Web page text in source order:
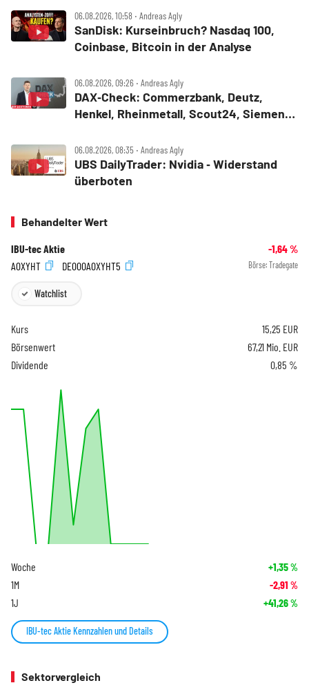
06.08.2026, 10:58 ‧ Andreas Agly
SanDisk: Kurseinbruch? Nasdaq 100,
Coinbase, Bitcoin in der Analyse
06.08.2026, 09:26 ‧ Andreas Agly
DAX‑Check: Commerzbank, Deutz,
Henkel, Rheinmetall, Scout24, Siemens,
06.08.2026, 08:35 ‧ Andreas Agly
UBS DailyTrader: Nvidia ‑ Widerstand
überboten
Behandelter Wert
IBU-tec Aktie -1,64%
A0XYHT
DE000A0XYHT5 Börse: Tradegate
Watchlist
Kurs 15,25 EUR
Börsenwert
67,21 Mio. EUR
Dividende
0,85 %
Woche +1,35%
1M -2,91 %
1J +41,26%
IBU-tec Aktie Kennzahlen und Details
Sektorvergleich